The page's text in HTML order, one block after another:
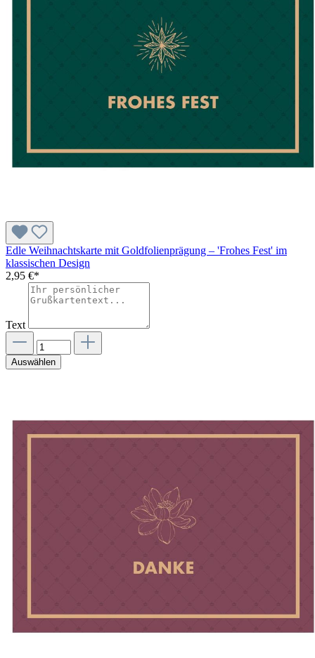
Edle Weihnachtskarte mit Goldfolienprägung – 'Frohes Fest' im
klassischen Design
2,95 €*
Text
Auswählen